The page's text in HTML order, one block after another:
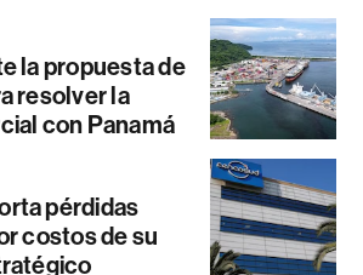
la propuesta de
resolver la
con Panamá
pérdidas
costos de su